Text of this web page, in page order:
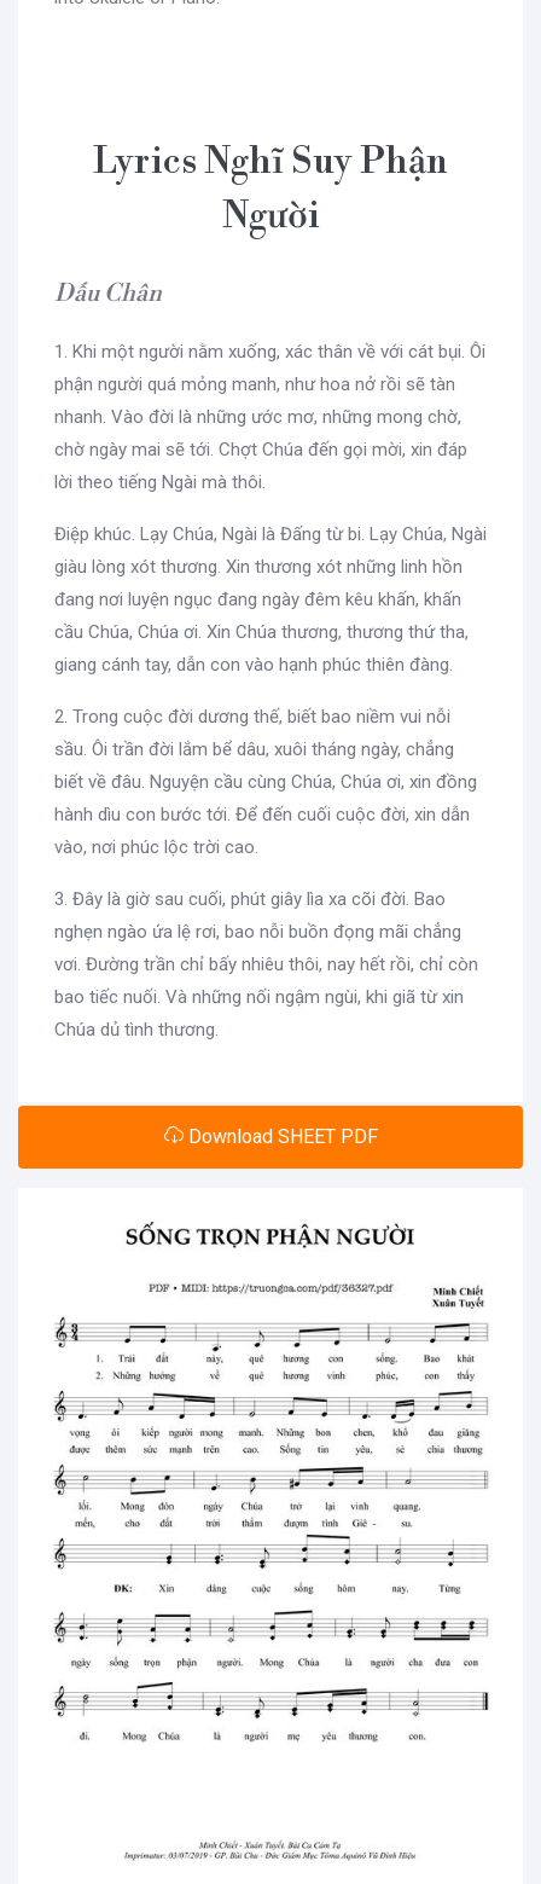
Lyrics Nghĩ Suy Phận
Người
Dấu Chân
1. Khi một người nằm xuống, xác thân về với cát bụi. Ôi
phận người quá mỏng manh, như hoa nở rồi sẽ tàn
nhanh. Vào đời là những ước mơ, những mong chờ,
chờ ngày mai sẽ tới. Chợt Chúa đến gọi mời, xin đáp
lời theo tiếng Ngài mà thôi.
Điệp khúc. Lạy Chúa, Ngài là Đấng từ bi. Lạy Chúa, Ngài
giàu lòng xót thương. Xin thương xót những linh hồn
đang nơi luyện ngục đang ngày đêm kêu khấn, khấn
cầu Chúa, Chúa ơi. Xin Chúa thương, thương thứ tha,
giang cánh tay, dẫn con vào hạnh phúc thiên đàng.
2. Trong cuộc đời dương thế, biết bao niềm vui nỗi
sầu. Ôi trần đời lắm bể dâu, xuôi tháng ngày, chẳng
biết về đâu. Nguyện cầu cùng Chúa, Chúa ơi, xin đồng
hành dìu con bước tới. Để đến cuối cuộc đời, xin dẫn
vào, nơi phúc lộc trời cao.
3. Đây là giờ sau cuối, phút giây lìa xa cõi đời. Bao
nghẹn ngào ứa lệ rơi, bao nỗi buồn đọng mãi chẳng
vơi. Đường trần chỉ bấy nhiêu thôi, nay hết rồi, chỉ còn
bao tiếc nuối. Và những nối ngậm ngùi, khi giã từ xin
Chúa dủ tình thương.
Download SHEET PDF